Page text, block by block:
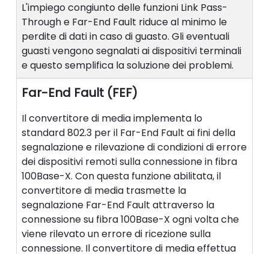
L'impiego congiunto delle funzioni Link Pass-
Through e Far-End Fault riduce al minimo le
perdite di dati in caso di guasto. Gli eventuali
guasti vengono segnalati ai dispositivi terminali
e questo semplifica la soluzione dei problemi.
Far-End Fault (FEF)
Il convertitore di media implementa lo
standard 802.3 per il Far-End Fault ai fini della
segnalazione e rilevazione di condizioni di errore
dei dispositivi remoti sulla connessione in fibra
100Base-X. Con questa funzione abilitata, il
convertitore di media trasmette la
segnalazione Far-End Fault attraverso la
connessione su fibra 100Base-X ogni volta che
viene rilevato un errore di ricezione sulla
connessione. Il convertitore di media effettua